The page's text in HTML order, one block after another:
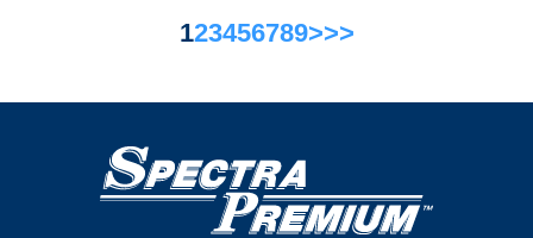
123456789>>>